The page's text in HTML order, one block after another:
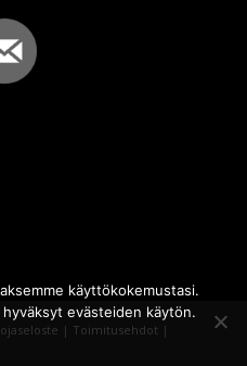
| Toimitusehdot |
käyttökokemustasi.
evästeiden käytön.